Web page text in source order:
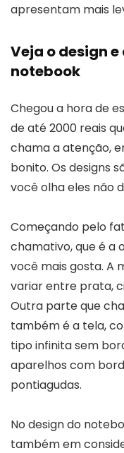
apresentam mais
Veja o design
notebook
Chegou a hora de
de até 2000 reais
chama a atenção,
bonito. Os designs
você olha eles não
Começando pelo
chamativo, que é a
você mais gosta. A
variar entre prata,
Outra parte que
também é a tela,
tipo infinita sem
aparelhos com
pontiagudas.
No design do
também em